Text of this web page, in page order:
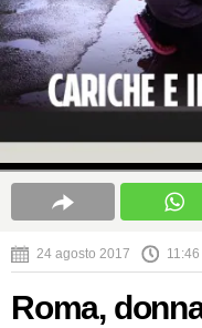
24 agosto 2017 11:46
Roma,